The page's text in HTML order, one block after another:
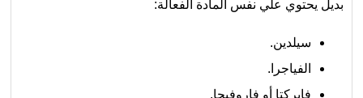
بديل يحتوي علي نفس المادة الفعالة:
سيلدين.
الفياجرا.
فايركتا أو فاروفيجا.